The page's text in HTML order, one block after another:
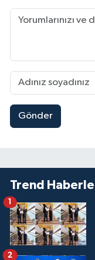
Gönder
Trend
1
2